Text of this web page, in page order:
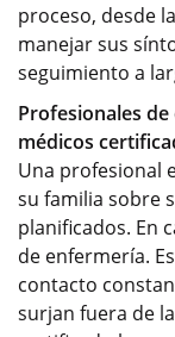
proceso, desde
manejar sus
seguimiento a
Profesionales
médicos
Una profesional
su familia sobre
planificados. En
de enfermería.
contacto
surjan fuera de